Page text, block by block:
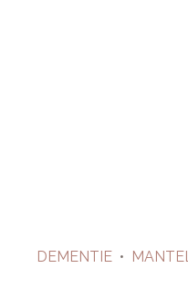
DEMENTIE •